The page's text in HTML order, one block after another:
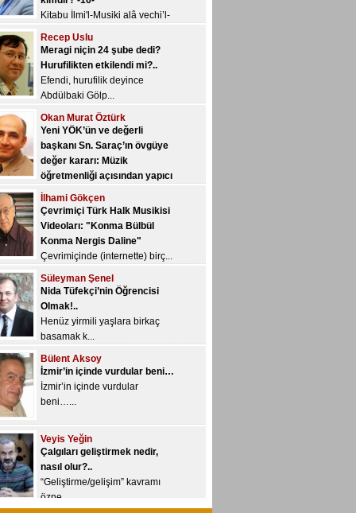
Kitabu İlmi'l-Musiki alâ vechi’l-
Hur&u...
Meragi niçin 24 şube dedi?
Hurufilikten etkilendi mi?..
Efendi, hurufilik deyince
Abdülbaki Gölp...
Yeni YÖK’ün ve değerli
başkanı Sn. Saraç’ın övgüye
değer kararı: Müzik
öğretmenliği açısından yapıcı
bir değerlendirme…
Yeni YÖK, üniversitelere yetki
devri kon...
İlhami Gökçen
Çevrimiçi Türk Halk Musikisi
Videoları: "Konma Bülbül
Konma Nergis Daline"
Çevrimiçinde (internette) birç...
Nida Tüfekçi’nin Öğrencisi
Olmak!..
Henüz yirmili yaşlara birkaç
basamak k...
İzmir’in içinde vurdular beni…
İzmir’in içinde vurdular
beni…...
Çalgıları geliştirmek nedir,
nasıl olur?..
“Geliştirme/gelişim” kavramı
özne...
Ayhan Sarı